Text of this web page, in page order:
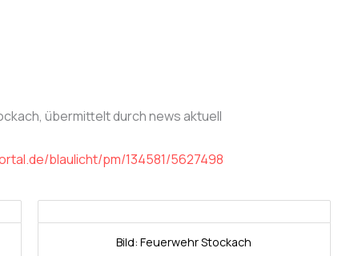
übermittelt durch news aktuell
blaulicht/pm/134581/5627498
Bild: Feuerwehr Stockach